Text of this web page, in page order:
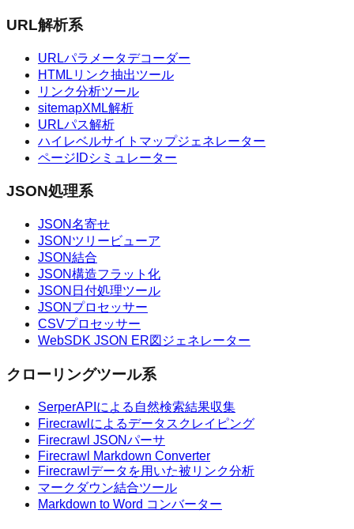
URL解析系
URLパラメータデコーダー
HTMLリンク抽出ツール
リンク分析ツール
sitemapXML解析
URLパス解析
ハイレベルサイトマップジェネレーター
ページIDシミュレーター
JSON処理系
JSON名寄せ
JSONツリービューア
JSON結合
JSON構造フラット化
JSON日付処理ツール
JSONプロセッサー
CSVプロセッサー
WebSDK JSON ER図ジェネレーター
クローリングツール系
SerperAPIによる自然検索結果収集
Firecrawlによるデータスクレイピング
Firecrawl JSONパーサ
Firecrawl Markdown Converter
Firecrawlデータを用いた被リンク分析
マークダウン結合ツール
Markdown to Word コンバーター